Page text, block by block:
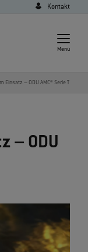
Kontakt
Menü
Einsatz – ODU AMC® Serie T
– ODU